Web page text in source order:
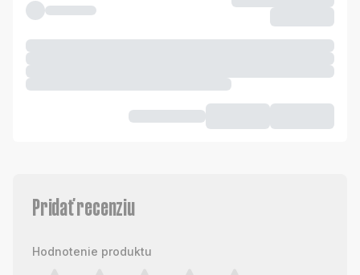
Pridať recenziu
Hodnotenie produktu